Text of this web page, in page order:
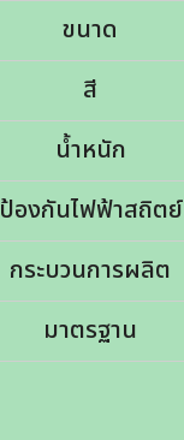
ขนาด
สี
น้ำหนัก
ป้องกันไฟฟ้าสถิตย์
กระบวนการผลิต
มาตรฐาน